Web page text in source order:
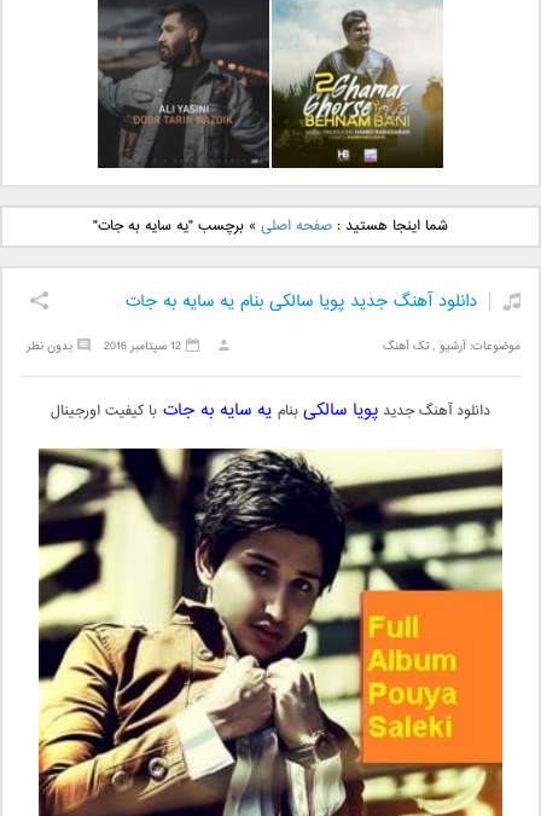
دانلود آهنگ جدید مهدی
یراحی بنام اسرار
دانلود آهنگ جدید فرزاد
فرزین بنام آتیش
دانلود آهنگ جدید بهنام
بانی بنام قرص قمر 2
دانلود آهنگ جدید علی
یاسینی بنام دورترین نزدیک
شما اینجا هستید :صفحه اصلی »برچسب "یه سایه به جات"
دانلود آهنگ جدید پویا سالکی بنام یه سایه به جات
موضوعات:آرشیو ,تک آهنگ بدون نظر 12 سپتامبر 2016
دانلود آهنگ جدید پویا سالکیبنام یه سایه به جات با کیفیت اورجینال